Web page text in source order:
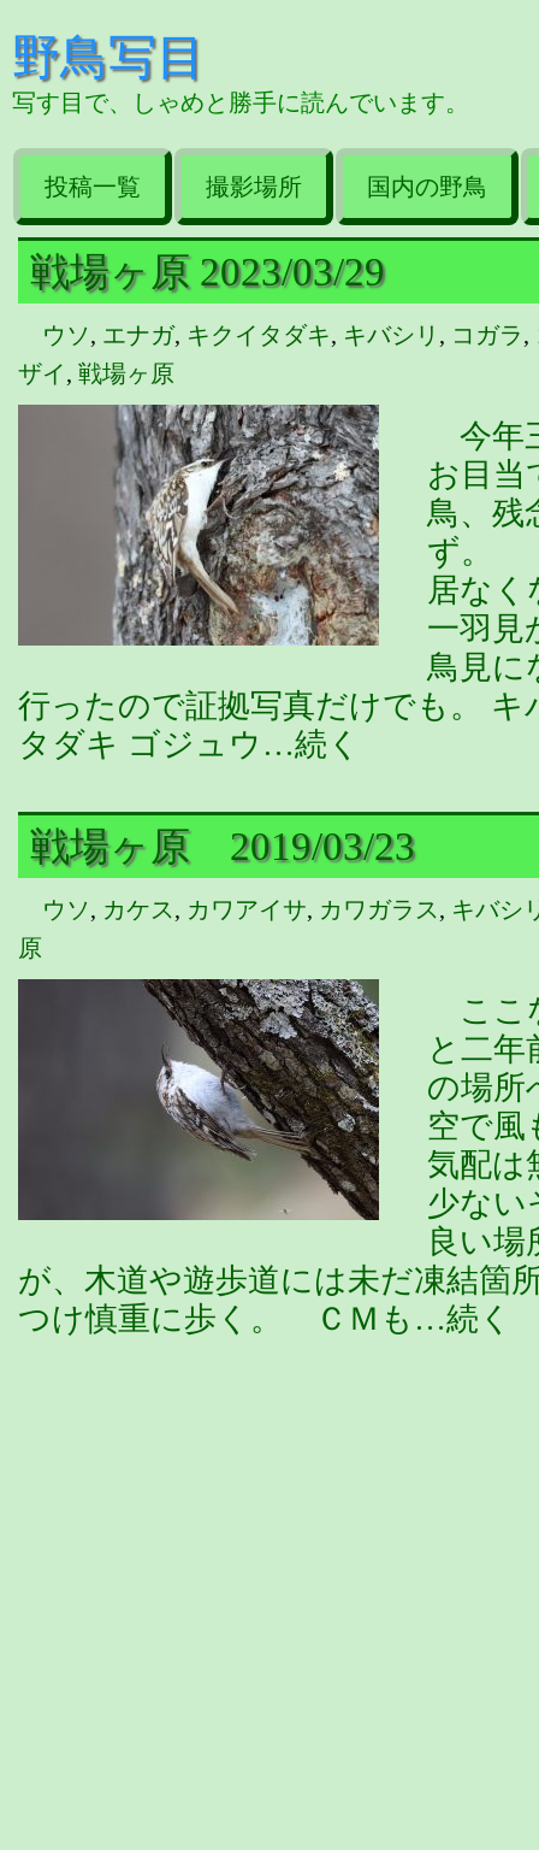
野鳥写目
写す目で、しゃめと勝手に読んでいます。
投稿一覧 撮影場所 国内の野鳥
戦場ヶ原 2023/03/29
ウソ, エナガ, キクイタダキ, キバシリ , コガラ,
ザイ, 戦場ヶ原
今年
お目当
鳥、残
ず。
居な
一羽見
鳥見
行ったので証拠写真だけでも。
タダキ ゴジュウ…続く
戦場ヶ原 2019/03/23
ウソ, カケス, カワアイサ, カワガラス, キバシ
原
ここ
と二年
の場
空で風
気配
少ない
良い場
が、木道や遊歩道には未だ凍結箇
つけ慎重に歩く。 ＣＭも…続く